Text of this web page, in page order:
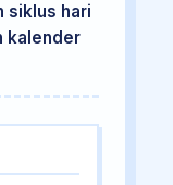
siklus hari
kalender